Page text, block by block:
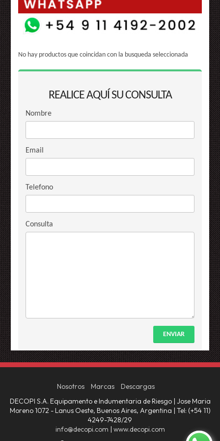
No hay productos que coincidan con la busqueda seleccionada
REALICE AQUÍ SU CONSULTA
Nombre
Email
Telefono
Consulta
ENVIAR
Nosotros Marcas
Descargas
DECOPI S.A. Equipamento e Indumentaria de Riesgo | Jose Maria
Moreno 1072 - Lanus Oeste, Buenos Aires, Argentina | Tel: (+54 11)
4249-7428/29
info@decopi.com | www.decopi.com